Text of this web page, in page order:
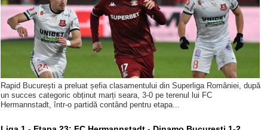
Rapid București a preluat șefia clasamentului din Superliga României, după
un succes categoric obținut marți seara, 3-0 pe terenul lui FC
Hermannstadt, într-o partidă contând pentru etapa...